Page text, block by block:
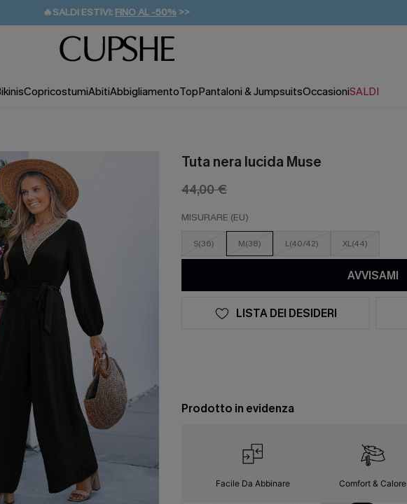
🔥SALDI ESTIVI: FINO AL -50% >>
🚚SPEDIZIONE GRATUITA DA 49€
💌REGALO PER I NUOVI: 20% DI SCONTO*
CopricostumiAbitiAbbigliamentoTopPantaloni & JumpsuitsOccasioniSALDI
Tuta nera lucida Muse
44,00 €
MISURARE (EU)
S(36) M(38) L(40/42) XL(44)
AVVISAMI
LISTA DEI DESIDERI
Prodotto in evidenza
Facile Da Abbinare Comfort & Calore